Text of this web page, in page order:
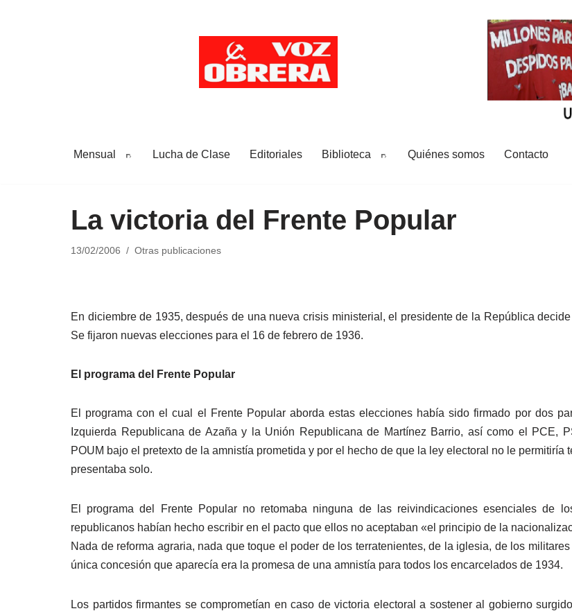
Mensual Lucha de Clase Editoriales Biblioteca Quiénes somos Contacto
La victoria del Frente Popular
13/02/2006 Otras publicaciones
En diciembre de 1935, después de una nueva crisis ministerial, el presidente de la República
Se fijaron nuevas elecciones para el 16 de febrero de 1936.
El programa del Frente Popular
El programa con el cual el Frente Popular aborda estas elecciones había sido firmado por dos
Izquierda Republicana de Azaña y la Unión Republicana de Martínez Barrio, así como el PCE,
POUM bajo el pretexto de la amnistía prometida y por el hecho de que la ley electoral no le permitiría
presentaba solo.
El programa del Frente Popular no retomaba ninguna de las reivindicaciones esenciales de
republicanos habían hecho escribir en el pacto que ellos no aceptaban «el principio de la
Nada de reforma agraria, nada que toque el poder de los terratenientes, de la iglesia, de los
única concesión que aparecía era la promesa de una amnistía para todos los encarcelados de 1934.
Los partidos firmantes se comprometían en caso de victoria electoral a sostener al gobierno